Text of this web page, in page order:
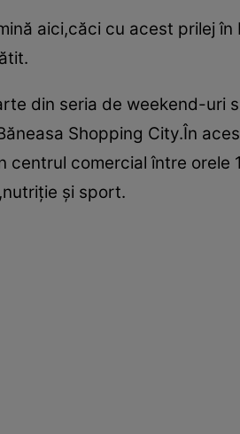
aici,căci cu acest prilej
din seria de weekend-uri
Shopping City.În
centrul comercial între
şi sport.